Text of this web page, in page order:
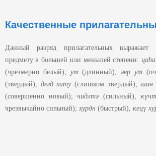
Качественные
Данный разряд прилагательных выражает
предмету в большей или меньшей степени:
(чрезмерно белый); ут(длинный), әвр ут
(твердый), дегд хату (слишком твердый);шин
(совершенно новый);чидлтә (сильный), к
чрезвычайно сильный); хурдн (быстрый), кецү